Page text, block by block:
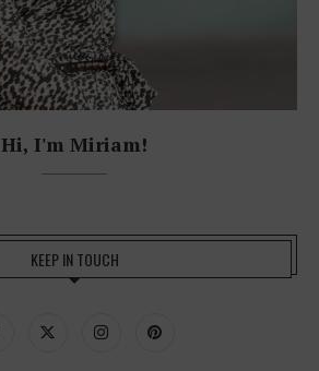
Hi, I'm Miriam!
KEEP IN TOUCH